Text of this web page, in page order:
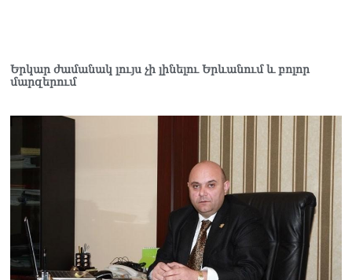
Երկար ժամանակ լույս չի լինելու Երևանում և բոլոր
մարզերում